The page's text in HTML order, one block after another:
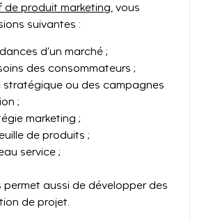
de produit marketing, vous
suivantes :
d’un marché ;
des consommateurs ;
stratégique ou des campagnes
;
marketing ;
de produits ;
service ;
aussi de développer des
de projet.